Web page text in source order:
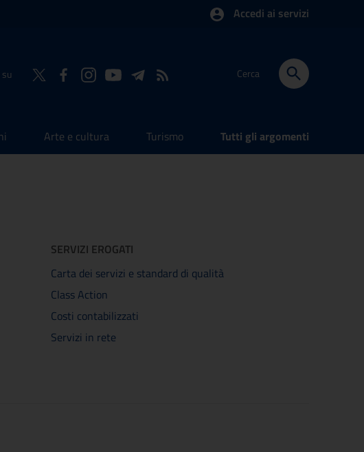
Accedi ai servizi
Cerca
Arte e cultura Turismo Tutti gli argomenti
SERVIZI EROGATI
Carta dei servizi e standard di qualità
Class Action
Costi contabilizzati
Servizi in rete